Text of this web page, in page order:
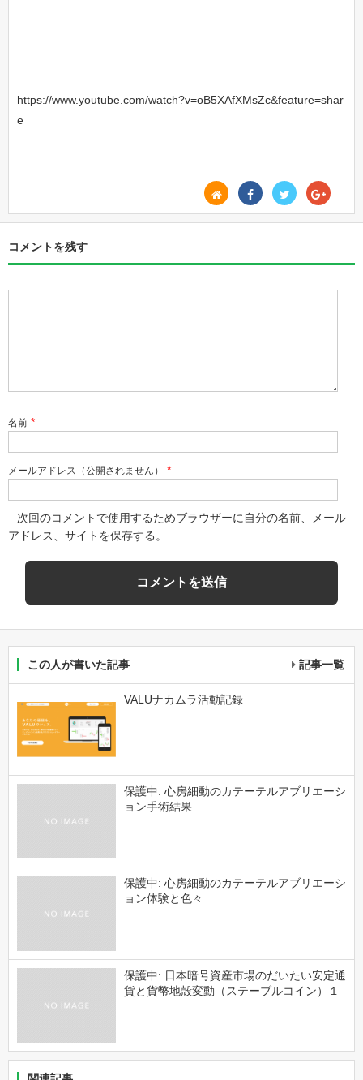
https://www.youtube.com/watch?v=oB5XAfXMsZc&feature=shar
e
コメントを残す
名前 *
メールアドレス（公開されません） *
次回のコメントで使用するためブラウザーに自分の名前、メール
アドレス、サイトを保存する。
この人が書いた記事 記事一覧
VALUナカムラ活動記録
保護中: 心房細動のカテーテルアブリエーシ
ョン手術結果
保護中: 心房細動のカテーテルアブリエーシ
ョン体験と色々
保護中: 日本暗号資産市場のだいたい安定通
貨と貨幣地殻変動（ステーブルコイン）１